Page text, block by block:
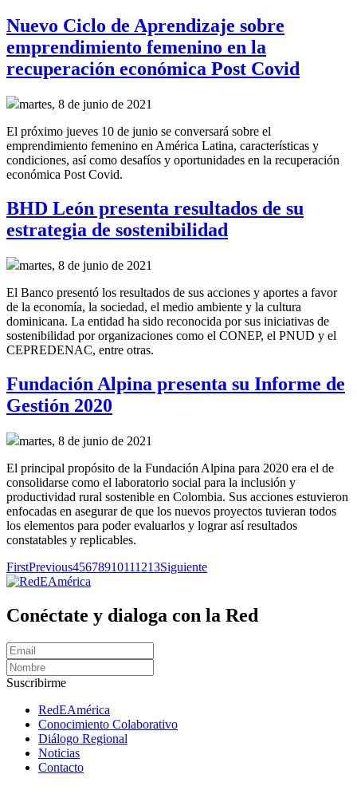
Nuevo Ciclo de Aprendizaje sobre
emprendimiento femenino en la
recuperación económica Post Covid
martes, 8 de junio de 2021
El próximo jueves 10 de junio se conversará sobre el
emprendimiento femenino en América Latina, características y
condiciones, así como desafíos y oportunidades en la recuperación
económica Post Covid.
BHD León presenta resultados de su
estrategia de sostenibilidad
martes, 8 de junio de 2021
El Banco presentó los resultados de sus acciones y aportes a favor
de la economía, la sociedad, el medio ambiente y la cultura
dominicana. La entidad ha sido reconocida por sus iniciativas de
sostenibilidad por organizaciones como el CONEP, el PNUD y el
CEPREDENAC, entre otras.
Fundación Alpina presenta su Informe de
Gestión 2020
martes, 8 de junio de 2021
El principal propósito de la Fundación Alpina para 2020 era el de
consolidarse como el laboratorio social para la inclusión y
productividad rural sostenible en Colombia. Sus acciones estuvieron
enfocadas en asegurar de que los nuevos proyectos tuvieran todos
los elementos para poder evaluarlos y lograr así resultados
constatables y replicables.
FirstPrevious45678910111213Siguiente
Conéctate y dialoga con la Red
Suscribirme
RedEAmérica
Conocimiento Colaborativo
Diálogo Regional
Noticias
Contacto